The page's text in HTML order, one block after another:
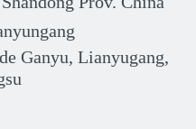
Ganyu, Lianyugang,